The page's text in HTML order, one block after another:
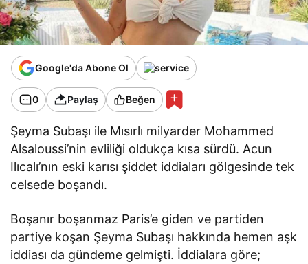
Google'da Abone Ol
0 Paylaş Beğen
Şeyma Subaşı ile Mısırlı milyarder Mohammed
Alsaloussi’nin evliliği oldukça kısa sürdü. Acun
Ilıcalı’nın eski karısı şiddet iddiaları gölgesinde tek
celsede boşandı.
Boşanır boşanmaz Paris’e giden ve partiden
partiye koşan Şeyma Subaşı hakkında hemen aşk
iddiası da gündeme gelmişti. İddialara göre;